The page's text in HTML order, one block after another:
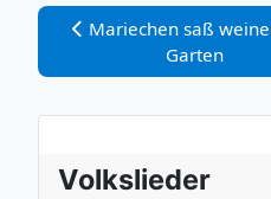
Vorheriger Beitrag:
Mariechen saß
Garten
Volkslieder